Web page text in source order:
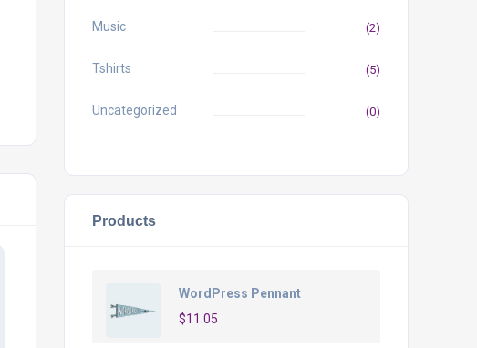
Music (2)
Tshirts (5)
Uncategorized (0)
Products
WordPress Pennant
$11.05